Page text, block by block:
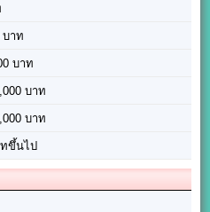
บาท
บาท
บาท
บาท
ขึ้นไป